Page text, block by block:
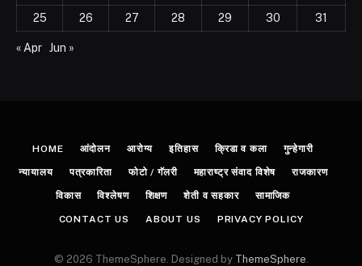
25
26 27 28 29 30 31
« Apr Jun »
HOME आंदोलन आरोग्य इतिहास क्रिडा व कला गुन्हेगारी
न्यायालय पत्रकारिता फोटो / गॅलरी महाराष्ट्र संवाद विशेष राजकारण
विकास विश्लेषण शिक्षण शेती व सहकार सामाजिक
CONTACT US ABOUT US PRIVACY POLICY
© 2026 ThemeSphere. Designed by ThemeSphere.